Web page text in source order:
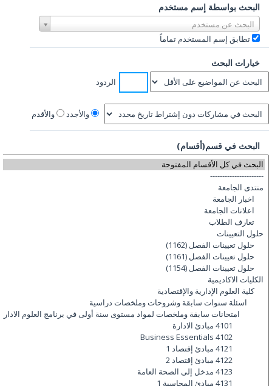
البحث بواسطة إسم مستخدم
البحث عن مستخدم
تطابق إسم المستخدم تماماً
خيارات البحث
الردود
والأجدد والأقدم
البحث في قسم(أقسام)